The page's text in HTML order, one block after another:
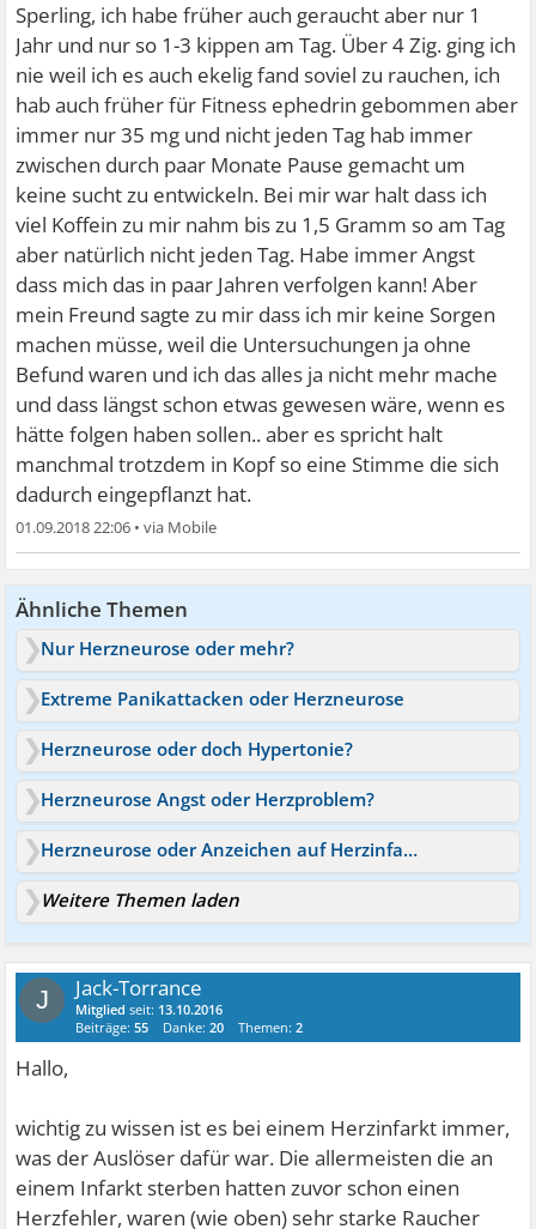
Sperling, ich habe früher auch geraucht aber nur 1
Jahr und nur so 1-3 kippen am Tag. Über 4 Zig. ging ich
nie weil ich es auch ekelig fand soviel zu rauchen, ich
hab auch früher für Fitness ephedrin gebommen aber
immer nur 35 mg und nicht jeden Tag hab immer
zwischen durch paar Monate Pause gemacht um
keine sucht zu entwickeln. Bei mir war halt dass ich
viel Koffein zu mir nahm bis zu 1,5 Gramm so am Tag
aber natürlich nicht jeden Tag. Habe immer Angst
dass mich das in paar Jahren verfolgen kann! Aber
mein Freund sagte zu mir dass ich mir keine Sorgen
machen müsse, weil die Untersuchungen ja ohne
Befund waren und ich das alles ja nicht mehr mache
und dass längst schon etwas gewesen wäre, wenn es
hätte folgen haben sollen.. aber es spricht halt
manchmal trotzdem in Kopf so eine Stimme die sich
dadurch eingepflanzt hat.
01.09.2018 22:06 •
Ähnliche Themen
Nur Herzneurose oder mehr?
Extreme Panikattacken oder Herzneurose
Herzneurose oder doch Hypertonie?
Herzneurose Angst oder Herzproblem?
Herzneurose oder Anzeichen auf Herzinfarkt?
Weitere Themen laden
J Jack-Torrance
Mitglied seit: 13.10.2016
Beiträge:55 Danke:20 Themen:2
Hallo,
wichtig zu wissen ist es bei einem Herzinfarkt immer,
was der Auslöser dafür war. Die allermeisten die an
einem Infarkt sterben hatten zuvor schon einen
Herzfehler, waren (wie oben) sehr starke Raucher